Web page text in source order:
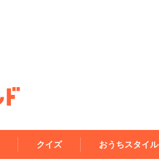
クイズ おうちスタイル